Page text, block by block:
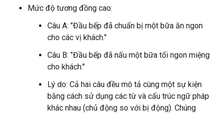
Mức độ tương đồng cao:
Câu A: "Đầu bếp đã chuẩn bị một bữa ăn ngon
cho các vị khách."
Câu B: "Đầu bếp đã nấu một bữa tối ngon miệng
cho khách."
Lý do: Cả hai câu đều mô tả cùng một sự kiện
bằng cách sử dụng các từ và cấu trúc ngữ pháp
khác nhau (chủ động so với bị động). Chúng